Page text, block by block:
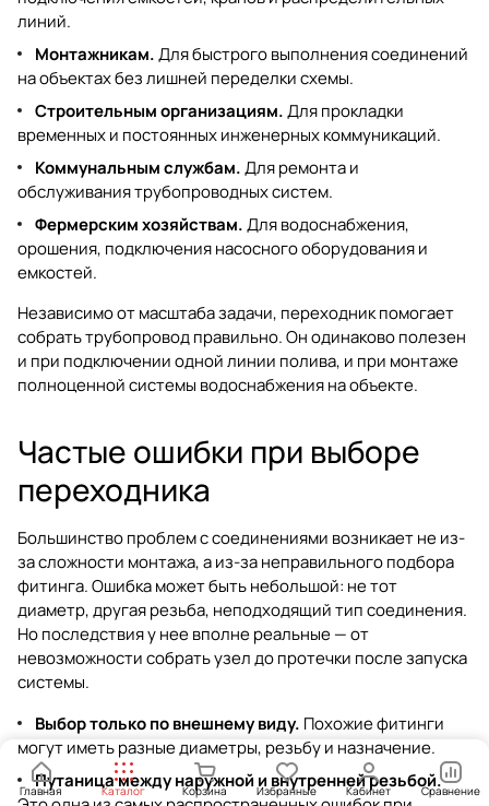
линий.
Монтажникам.Для быстрого выполнения соединений
на объектах без лишней переделки схемы.
Строительным организациям.Для прокладки
временных и постоянных инженерных коммуникаций.
Коммунальным службам.Для ремонта и
обслуживания трубопроводных систем.
Фермерским хозяйствам.Для водоснабжения,
орошения, подключения насосного оборудования и
емкостей.
Независимо от масштаба задачи, переходник помогает
собрать трубопровод правильно. Он одинаково полезен
и при подключении одной линии полива, и при монтаже
полноценной системы водоснабжения на объекте.
Частые ошибки при выборе
переходника
Большинство проблем с соединениями возникает не из-
за сложности монтажа, а из-за неправильного подбора
фитинга. Ошибка может быть небольшой: не тот
диаметр, другая резьба, неподходящий тип соединения.
Но последствия у нее вполне реальные — от
невозможности собрать узел до протечки после запуска
системы.
Выбор только по внешнему виду. Похожие фитинги
могут иметь разные диаметры, резьбу и назначение.
Путаница между наружной и внутренней резьбой.
Главная Каталог Корзина Избранные Кабинет Сравнение